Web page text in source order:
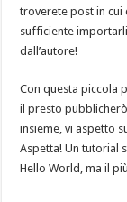
troverete post in cui
sufficiente
dall’autore!
Con questa piccola
il presto
insieme, vi aspetto
Aspetta! Un tutorial
Hello World, ma il